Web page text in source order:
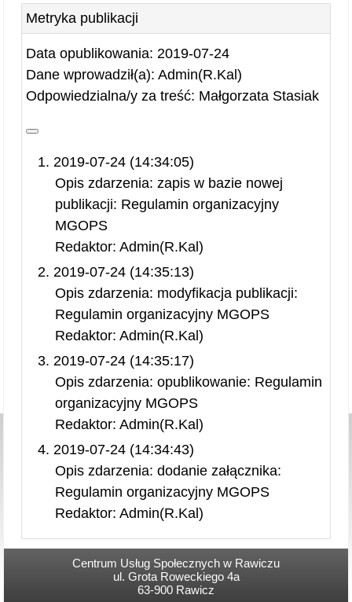
Metryka publikacji
Data opublikowania: 2019-07-24
Dane wprowadził(a): Admin(R.Kal)
Odpowiedzialna/y za treść: Małgorzata Stasiak
2019-07-24 (14:34:05)
Opis zdarzenia: zapis w bazie nowej
publikacji: Regulamin organizacyjny
MGOPS
Redaktor: Admin(R.Kal)
2019-07-24 (14:35:13)
Opis zdarzenia: modyfikacja publikacji:
Regulamin organizacyjny MGOPS
Redaktor: Admin(R.Kal)
2019-07-24 (14:35:17)
Opis zdarzenia: opublikowanie: Regulamin
organizacyjny MGOPS
Redaktor: Admin(R.Kal)
2019-07-24 (14:34:43)
Opis zdarzenia: dodanie załącznika:
Regulamin organizacyjny MGOPS
Redaktor: Admin(R.Kal)
Centrum Usług Społecznych w Rawiczu
ul. Grota Roweckiego 4a
63-900 Rawicz